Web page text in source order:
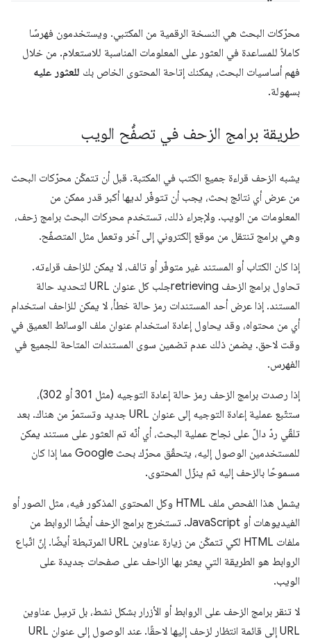
محرّكات البحث هي النسخة الرقمية من المكتبي. ويستخدمون فهرسًا
كاملاً للمساعدة في العثور على المعلومات المناسبة للاستعلام. من خلال
فهم أساسيات البحث، يمكنك إتاحة المحتوى الخاص بك للعثور عليه
بسهولة.
طريقة برامج الزحف في تصفُّح الويب
يشبه الزحف قراءة جميع الكتب في المكتبة. قبل أن تتمكّن محرّكات البحث
من عرض أي نتائج بحث، يجب أن تتوفّر لديها أكبر قدر ممكن من
المعلومات من الويب. ولإجراء ذلك، تستخدم محركات البحث برامج زحف،
وهي برامج تنتقل من موقع إلكتروني إلى آخر وتعمل مثل المتصفّح.
إذا كان الكتاب أو المستند غير متوفّر أو تالف، لا يمكن للزاحف قراءته.
تحاول برامج الزحف retrievingجلب كل عنوان URL لتحديد حالة
المستند. إذا عرض أحد المستندات رمز حالة خطأ، لا يمكن للزاحف استخدام
أي من محتواه، وقد يحاول إعادة استخدام عنوان ملف الوسائط العميق في
وقت لاحق. يضمن ذلك عدم تضمين سوى المستندات المتاحة للجميع في
الفهرس.
إذا رصدت برامج الزحف رمز حالة إعادة التوجيه (مثل 301 أو 302)،
ستتّبع عملية إعادة التوجيه إلى عنوان URL جديد وتستمرّ من هناك. بعد
تلقّي ردّ دالّ على نجاح عملية البحث، أي أنّه تم العثور على مستند يمكن
للمستخدمين الوصول إليه، يتحقّق محرّك بحث Google مما إذا كان
مسموحًا بالزحف إليه ثم ينزّل المحتوى.
يشمل هذا الفحص ملف HTML وكل المحتوى المذكور فيه، مثل الصور أو
الفيديوهات أو JavaScript. تستخرج برامج الزحف أيضًا الروابط من
ملفات HTML لكي تتمكّن من زيارة عناوين URL المرتبطة أيضًا. إنّ اتّباع
الروابط هو الطريقة التي يعثر بها الزاحف على صفحات جديدة على
الويب.
لا تنقر برامج الزحف على الروابط أو الأزرار بشكل نشط، بل ترسِل عناوين
URL إلى قائمة انتظار لزحف إليها لاحقًا. عند الوصول إلى عنوان URL